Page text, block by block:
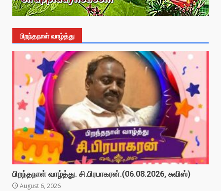
பிறந்தநாள் வாழ்த்து
பிறந்தநாள் வாழ்த்து. சி.பிரபாகரன்.(06.08.2026, சுவிஸ்)
August 6, 2026